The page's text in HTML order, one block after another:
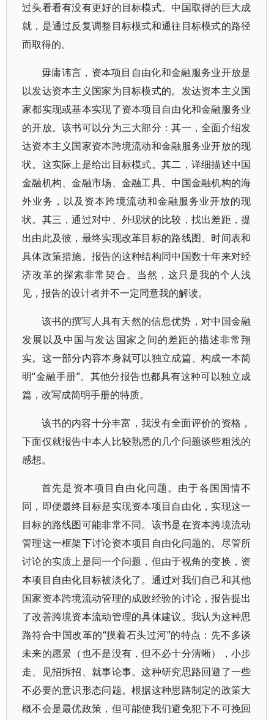
过头看看有没有更好的目标模式。中国取得的巨大成
就，是通过反复调整目标模式和通往目标模式的路径
而取得的。
毋庸讳言，资本项目自由化和金融服务业开放是
以发达资本主义国家为目标模式的。发达资本主义国
家都实现或基本实现了资本项目自由化和金融服务业
的开放。该书可以分为三大部分：其一，全面介绍发
达资本主义国家资本跨境流动和金融服务业开放的现
状。这实际上是给出目标模式。其二，详细描述中国
金融机构、金融市场、金融工具、中国金融机构的海
外业务，以及资本跨境流动和金融服务业开放的现
状。其三，通过对中、外现状的比较，找出差距，提
出由此及彼，最终实现改革目标的路线图、时间表和
具体政策措施。报告的这种结构同中国数十年来对经
济改革的探索非常契合。当然，这只是我的个人浅
见，报告的设计者并不一定同意我的解读。
该书的撰写人具有天然的信息优势，对中国金融
发展以及中国与发达国家之间的差距的描述非常翔
实。这一部分内容本身就可以独立成篇、构成一本简
明“金融手册”。其他分报告也都具有这种可以独立成
篇，改写成简明手册的特质。
该书的内容十分丰富，我没有全面评价的资格，
下面仅就报告中本人比较熟悉的几个问题谈些粗浅的
感想。
首先是资本项目自由化问题。由于各国国情不
同，即便最终目标是实现资本项目自由化，实现这一
目标的路线图可能非常不同。该书是在资本跨境流动
管理这一框架下讨论资本项目自由化问题的。尽管所
讨论的实质上是同一个问题，但由于视角的变换，资
本项目自由化目标被淡化了。通过对我们自己和其他
国家资本跨境流动管理的成败经验的讨论，报告提出
了改善跨境资本流动管理的具体建议。我认为这种思
路符合中国改革的“摸着石头过河”的特点：先不多谈
未来的愿景（也不是没有，但不必十分清晰），小步
走、见招拆招、就事论事。这种研究思路回避了一些
不必要的意识形态问题。根据这种思路制定的政策大
概不会是最优政策，但可能使我们避免犯下不可挽回